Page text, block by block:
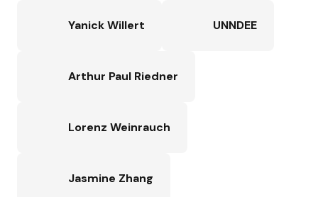
Yanick Willert UNNDEE
Arthur Paul Riedner
Lorenz Weinrauch
Jasmine Zhang